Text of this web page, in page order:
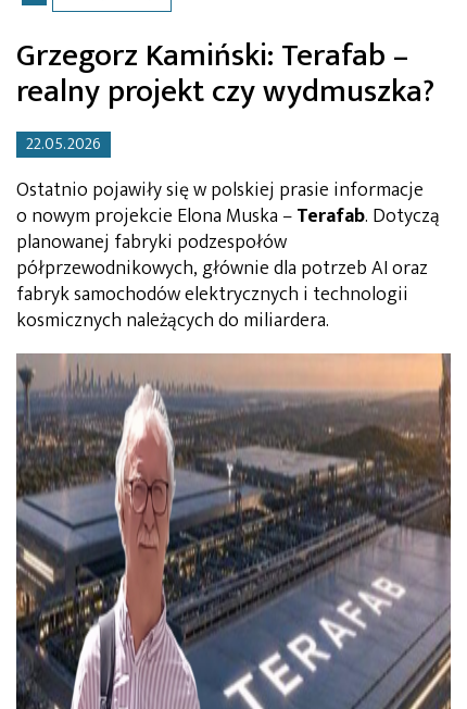
Grzegorz Kamiński: Terafab –
realny projekt czy wydmuszka?
22.05.2026
Ostatnio pojawiły się w polskiej prasie informacje
o nowym projekcie Elona Muska –Terafab. Dotyczą
planowanej fabryki podzespołów
półprzewodnikowych, głównie dla potrzeb AI oraz
fabryk samochodów elektrycznych i technologii
kosmicznych należących do miliardera.